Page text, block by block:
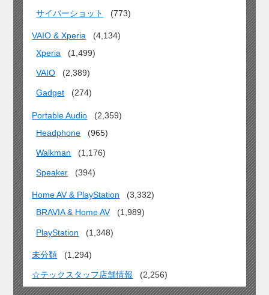
サイバーショット (773)
VAIO & Xperia
(4,134)
Xperia
(1,499)
VAIO (2,389)
Gadget (274)
Portable Audio
(2,359)
Headphone
(965)
Walkman (1,176)
Speaker (394)
Home AV & PlayStation
(3,332)
BRAVIA & Home AV
(1,989)
PlayStation (1,348)
未分類 (1,294)
☆テックスタッフ店舗情報 (2,256)